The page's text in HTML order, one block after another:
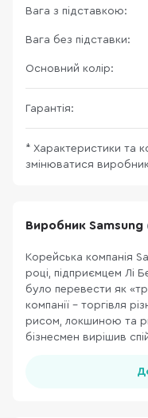
Вага з підставкою:
Вага без підставки:
Основний колір:
Гарантія:
* Характеристики та
змінюватися
Виробник Samsung
Корейська компанія
році, підприємцем Лі
було перевести як
компанії – торгівля
рисом, локшиною та
бізнесмен вирішив